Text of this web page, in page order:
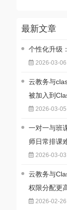
最新文章
个性化升级
2026-03-
云教务与
被加入到
2026-03-
一对一与班
师日常排课
2026-03-
云教务与
权限分配更
2026-02-